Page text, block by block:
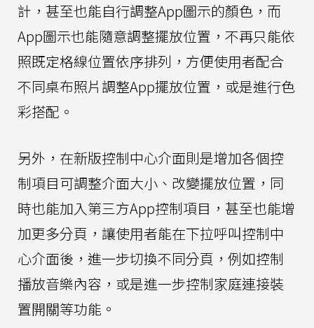
計，甚至也能自行調整App圖示的顏色，而
App圖示也能隨意調整擺放位置，不再只能依
照既定格線位置依序排列，方便使用者配合
不同桌布照片調整App擺放位置，或是進行色
彩搭配。
另外，在新版控制中心介面則是增加各個控
制項目可調整介面大小、改變擺放位置，同
時也能加入第三方App控制項目，甚至也能增
加更多分頁，讓使用者能在下拉呼叫控制中
心介面後，進一步切換不同分頁，例如控制
播放音樂內容，或是進一步控制家庭連接裝
置開關等功能。